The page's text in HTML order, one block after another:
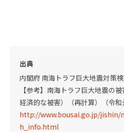
出典
内閣府 南海トラフ巨大地震対策
【参考】南海トラフ巨大地震の
経済的な被害）（再計算）（令和
http://www.bousai.go.jp/
h_info.html